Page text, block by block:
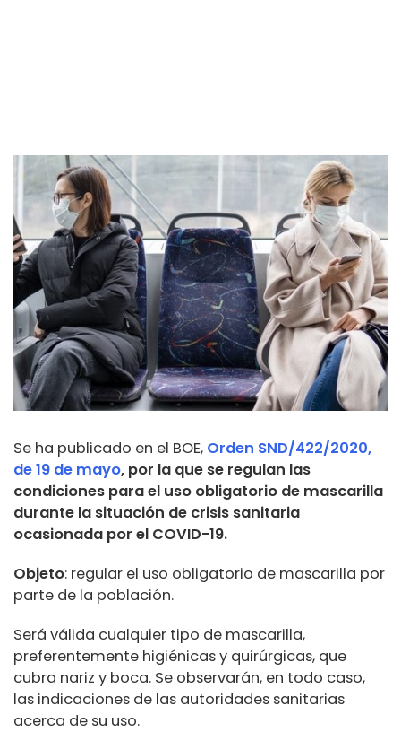
Se ha publicado en el BOE, Orden SND/422/2020,
de 19 de mayo, por la que se regulan las
condiciones para el uso obligatorio de mascarilla
durante la situación de crisis sanitaria
ocasionada por el COVID-19.
Objeto: regular el uso obligatorio de mascarilla por
parte de la población.
Será válida cualquier tipo de mascarilla,
preferentemente higiénicas y quirúrgicas, que
cubra nariz y boca. Se observarán, en todo caso,
las indicaciones de las autoridades sanitarias
acerca de su uso.